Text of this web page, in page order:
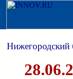
Нижегородский